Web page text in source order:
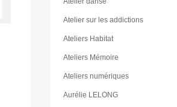
Atelier sur les addictions
Ateliers Habitat
Ateliers Mémoire
Ateliers numériques
Aurélie LELONG